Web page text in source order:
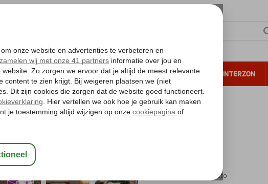
ZONVAKANTIE VERRE REIZEN ALL INCLUSIVE WINTERZON
Gratis annuleren*
Inclusief huurauto